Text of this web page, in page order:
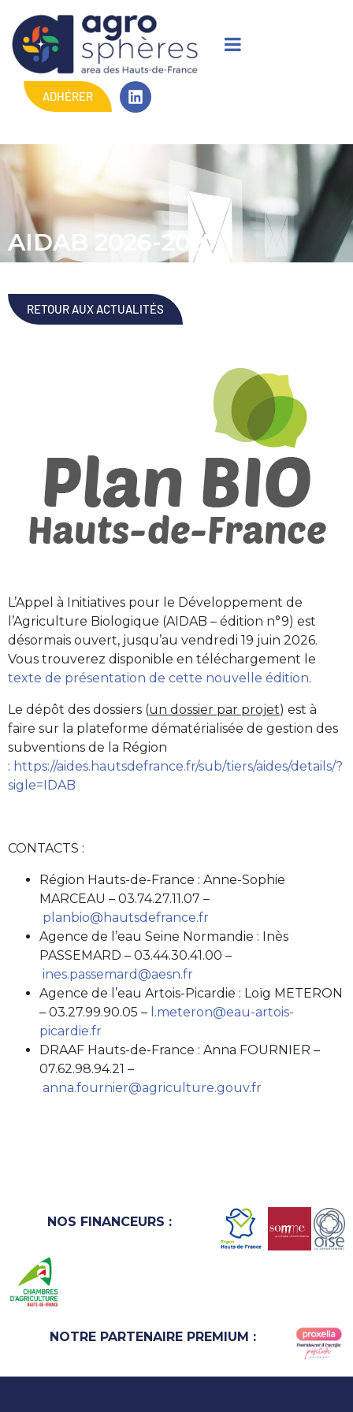
ADHÉRER
AIDAB 2026-2027
RETOUR AUX ACTUALITÉS
L’Appel à Initiatives pour le Développement de
l’Agriculture Biologique (AIDAB – édition n°9) est
désormais ouvert, jusqu’au vendredi 19 juin 2026.
Vous trouverez disponible en téléchargement le
texte de présentation de cette nouvelle édition.
Le dépôt des dossiers (un dossier par projet) est à
faire sur la plateforme dématérialisée de gestion des
subventions de la Région
: https://aides.hautsdefrance.fr/sub/tiers/aides/details/?
sigle=IDAB
CONTACTS :
Région Hauts-de-France : Anne-Sophie
MARCEAU – 03.74.27.11.07 –
planbio@hautsdefrance.fr
Agence de l’eau Seine Normandie : Inès
PASSEMARD – 03.44.30.41.00 –
ines.passemard@aesn.fr
Agence de l’eau Artois-Picardie : Loïg METERON
– 03.27.99.90.05 – l.meteron@eau-artois-
picardie.fr
DRAAF Hauts-de-France : Anna FOURNIER –
07.62.98.94.21 –
anna.fournier@agriculture.gouv.fr
NOS FINANCEURS :
NOTRE PARTENAIRE PREMIUM :